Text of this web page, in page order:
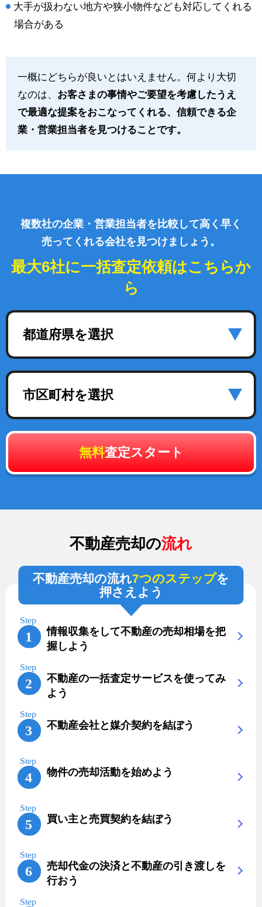
大手が扱わない地方や狭小物件なども対応してくれる
場合がある
一概にどちらが良いとはいえません。何より大切
なのは、 お客さまの事情やご要望を考慮したうえ
で最適な提案をおこなってくれる、信頼できる企
業・営業担当者を見つけることです。
複数社の企業・営業担当者を比較して高く早く
売ってくれる会社を見つけましょう。
最大6社に一括査定依頼はこちらか
ら
都道府県を選択
市区町村を選択
無料査定スタート
不動産売却の流れ
不動産売却の流れ7つのステップを
押さえよう
情報収集をして不動産の売却相場を把
握しよう
不動産の一括査定サービスを使ってみ
よう
不動産会社と媒介契約を結ぼう
物件の売却活動を始めよう
買い主と売買契約を結ぼう
売却代金の決済と不動産の引き渡しを
行おう